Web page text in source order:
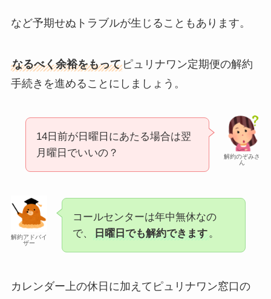
など予期せぬトラブルが生じることもあります。
なるべく余裕をもってピュリナワン定期便の解約
手続きを進めることにしましょう。
解約のぞみさ
ん
14日前が日曜日にあたる場合は翌
月曜日でいいの？
解約アドバイ
ザー
コールセンターは年中無休なの
で、
日曜日でも解約できます。
カレンダー上の休日に加えてピュリナワン窓口の